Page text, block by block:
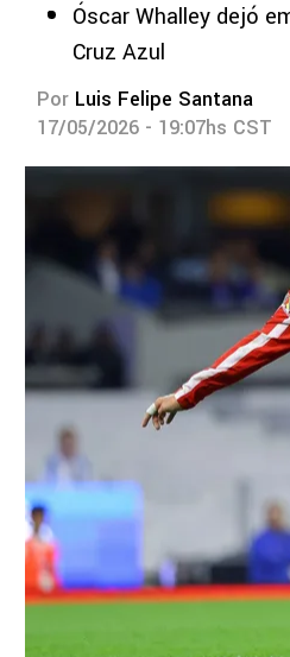
Óscar Whalley dejó
Cruz Azul
Por Luis Felipe Santana
17/05/2026 - 19:07hs CST